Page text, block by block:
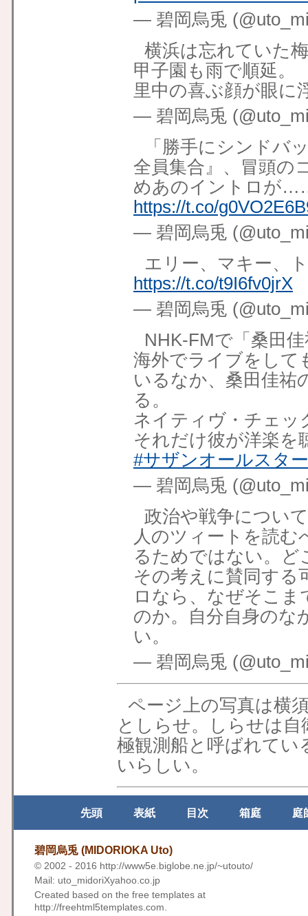
— 碧岡烏兎
横浜は忘れていた
甲子園も雨で順延。
里中の喜ぶ顔が眼に
— 碧岡烏兎
「勝手にシンドバ
全員集合』、冒頭の
めあのイントロが
https://t.co/
— 碧岡烏兎
エリー、マキー、
https://t.co/t9I6fv0jrX
— 碧岡烏兎
NHK-FMで「桑田
海外でライブをして
いるなか、桑田佳祐
る。
ネイティヴ・チェッ
それだけ彼が洋楽を
#サザンオールスタ
— 碧岡烏兎
政治や戦争につい
人のツィートを読
るためではない。ど
その考えに賛同する
ロなら、なぜそこま
のか。自分自身のな
い。
— 碧岡烏兎
ページ上の写真は横
としらせ。しらせは
極観測船と呼ばれてい
いらしい。
先頭 表紙 目次 箱庭 庭
碧岡烏兎 (MIDORIOKA Uto)
© 2002 - 2016 http://www5e.biglobe.ne.jp/~utouto/
Mail: uto_midoriXyahoo.co.jp
Created based on the free templates at
http://freehtml5templates.com